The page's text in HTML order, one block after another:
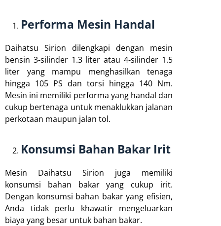
Performa Mesin Handal
Daihatsu Sirion dilengkapi dengan mesin
bensin 3-silinder 1.3 liter atau 4-silinder 1.5
liter yang mampu menghasilkan tenaga
hingga 105 PS dan torsi hingga 140 Nm.
Mesin ini memiliki performa yang handal dan
cukup bertenaga untuk menaklukkan jalanan
perkotaan maupun jalan tol.
Konsumsi Bahan Bakar Irit
Mesin Daihatsu Sirion juga memiliki
konsumsi bahan bakar yang cukup irit.
Dengan konsumsi bahan bakar yang efisien,
Anda tidak perlu khawatir mengeluarkan
biaya yang besar untuk bahan bakar.